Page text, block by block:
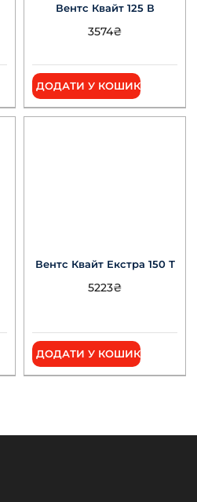
Вентс Квайт 125 В
3574₴
ДОДАТИ У КОШИК
Вентс Квайт Екстра 150 Т
5223₴
ДОДАТИ У КОШИК